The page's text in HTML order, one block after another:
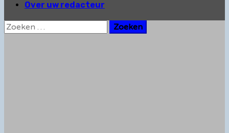
Over uw redacteur
Zoeken